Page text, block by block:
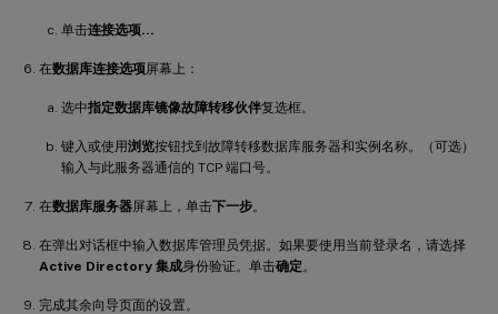
单击连接选项…
在数据库连接选项屏幕上：
选中指定数据库镜像故障转移伙伴复选框。
键入或使用浏览按钮找到故障转移数据库服务器和实例名称。（可选）
输入与此服务器通信的 TCP 端口号。
在数据库服务器屏幕上，单击下一步。
在弹出对话框中输入数据库管理员凭据。如果要使用当前登录名，请选择
Active Directory 集成身份验证。单击确定 。
完成其余向导页面的设置。